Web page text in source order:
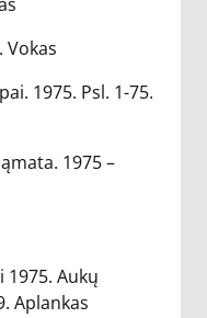
Vokas
1975. Psl. 1-75.
1975 –
1975. Aukų
Aplankas